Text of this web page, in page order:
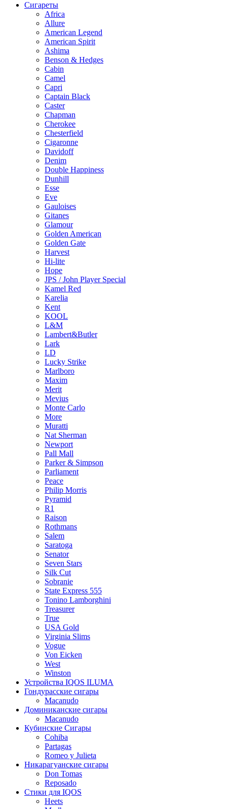
Сигареты
Africa
Allure
American Legend
American Spirit
Ashima
Benson & Hedges
Cabin
Camel
Capri
Captain Black
Caster
Chapman
Cherokee
Chesterfield
Cigaronne
Davidoff
Denim
Double Happiness
Dunhill
Esse
Eve
Gauloises
Gitanes
Glamour
Golden American
Golden Gate
Harvest
Hi-lite
Hope
JPS / John Player Special
Kamel Red
Karelia
Kent
KOOL
L&M
Lambert&Butler
Lark
LD
Lucky Strike
Marlboro
Maxim
Merit
Mevius
Monte Carlo
More
Muratti
Nat Sherman
Newport
Pall Mall
Parker & Simpson
Parliament
Peace
Philip Morris
Pyramid
R1
Raison
Rothmans
Salem
Saratoga
Senator
Seven Stars
Silk Cut
Sobranie
State Express 555
Tonino Lamborghini
Treasurer
True
USA Gold
Virginia Slims
Vogue
Von Eicken
West
Winston
Устройства IQOS ILUMA
Гондурасские сигары
Macanudo
Доминиканские сигары
Macanudo
Кубинские Сигары
Cohiba
Partagas
Romeo y Julieta
Никарагуанские сигары
Don Tomas
Reposado
Стики для IQOS
Heets